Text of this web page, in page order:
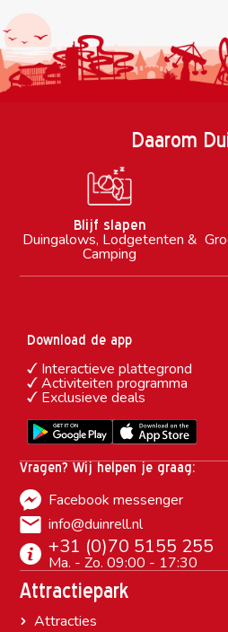
Daarom
Blijf slapen
Duingalows, Lodgetenten &
Camping
Vragen? Wij helpen je graag:
Facebook messenger
info@duinrell.nl
+31 (0)70 5155 255
Ma. - Zo. 09:00 - 17:30
Download de app
Interactieve plattegrond
Activiteiten programma
Exclusieve deals
Attractiepark
Attracties